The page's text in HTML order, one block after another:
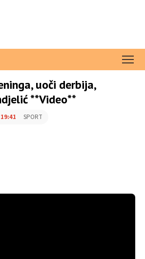
uoči derbija,
**Video**
SPORT